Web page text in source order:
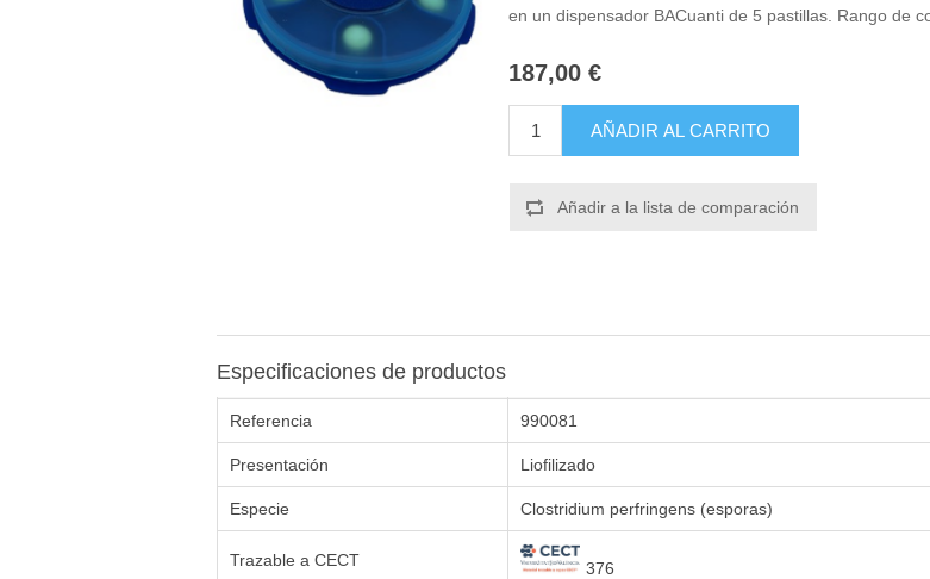
en un dispensador BACuanti de 5 pastillas. Rango de
187,00 €
AÑADIR AL CARRITO
Añadir a la lista de comparación
Especificaciones de productos
Referencia 990081
Presentación Liofilizado
Especie Clostridium perfringens (esporas)
Trazable a CECT 376